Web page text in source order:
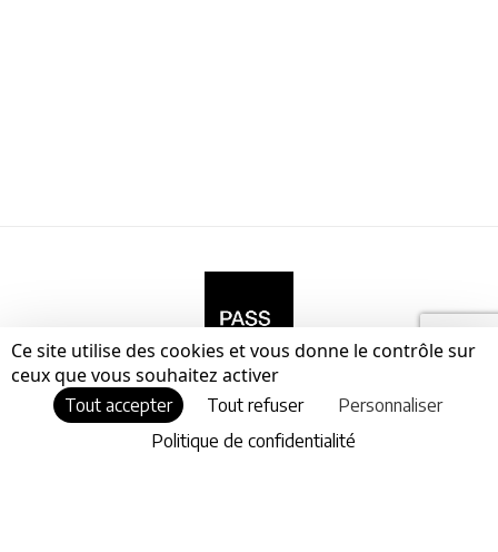
Navigation
Ce site utilise des cookies et vous donne le contrôle sur
ceux que vous souhaitez activer
Tout accepter Tout refuser
Personnaliser
Politique de confidentialité